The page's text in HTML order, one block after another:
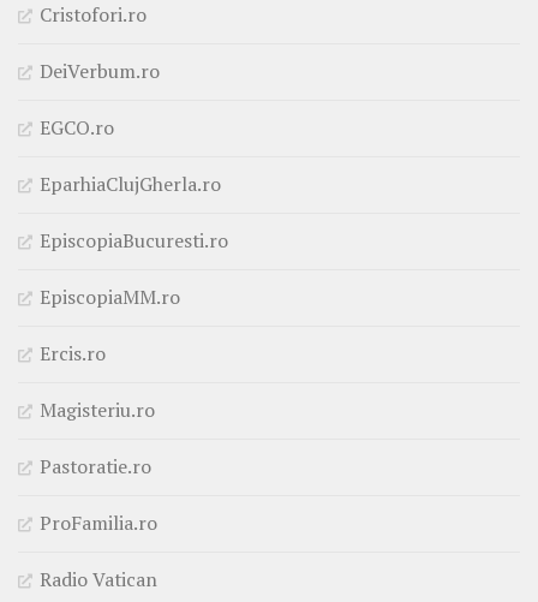
Cristofori.ro
DeiVerbum.ro
EGCO.ro
EparhiaClujGherla.ro
EpiscopiaBucuresti.ro
EpiscopiaMM.ro
Ercis.ro
Magisteriu.ro
Pastoratie.ro
ProFamilia.ro
Radio Vatican